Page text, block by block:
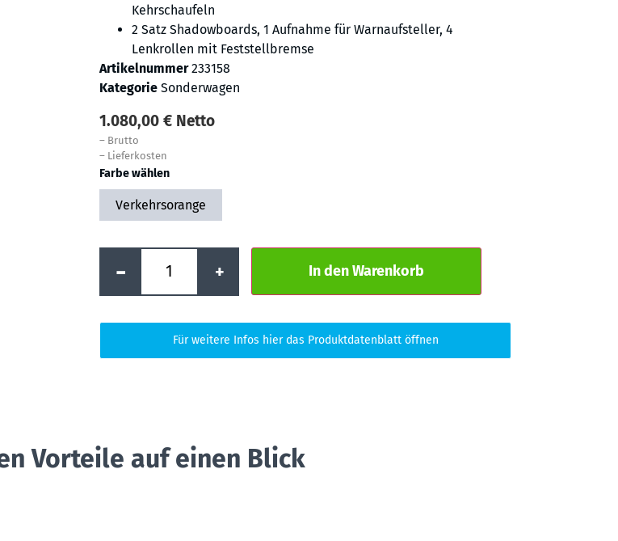
Kehrschaufeln
2 Satz Shadowboards, 1 Aufnahme für Warnaufsteller, 4
Lenkrollen mit Feststellbremse
Artikelnummer233158
Kategorie Sonderwagen
1.080,00 € Netto
– Brutto
– Lieferkosten
Farbe wählen
Verkehrsorange
- + In den Warenkorb
Für weitere Infos hier das Produktdatenblatt öffnen
Vorteile auf einen Blick